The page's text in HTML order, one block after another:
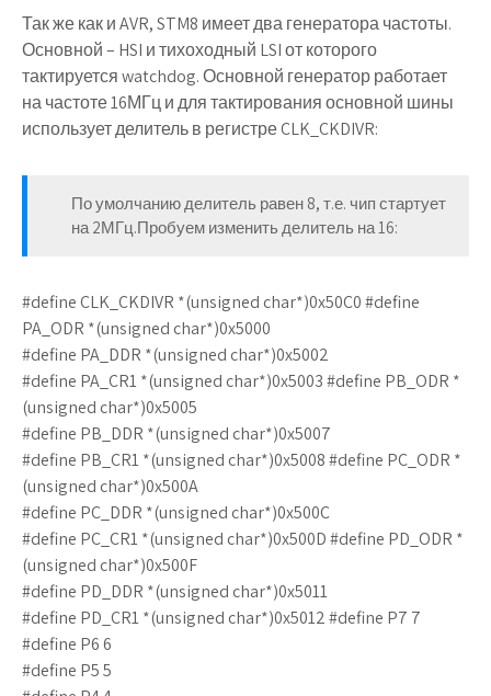
Так же как и AVR, STM8 имеет два генератора частоты.
Основной – HSI и тихоходный LSI от которого
тактируется watchdog. Основной генератор работает
на частоте 16МГц и для тактирования основной шины
использует делитель в регистре CLK_CKDIVR:
По умолчанию делитель равен 8, т.е. чип стартует
на 2МГц.Пробуем изменить делитель на 16:
#define CLK_CKDIVR *(unsigned char*)0x50C0 #define
PA_ODR *(unsigned char*)0x5000
#define PA_DDR *(unsigned char*)0x5002
#define PA_CR1 *(unsigned char*)0x5003 #define PB_ODR *
(unsigned char*)0x5005
#define PB_DDR *(unsigned char*)0x5007
#define PB_CR1 *(unsigned char*)0x5008 #define PC_ODR *
(unsigned char*)0x500A
#define PC_DDR *(unsigned char*)0x500C
#define PC_CR1 *(unsigned char*)0x500D #define PD_ODR *
(unsigned char*)0x500F
#define PD_DDR *(unsigned char*)0x5011
#define PD_CR1 *(unsigned char*)0x5012 #define P7 7
#define P6 6
#define P5 5